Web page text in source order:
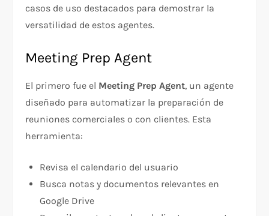
casos de uso destacados para demostrar la
versatilidad de estos agentes.
Meeting Prep Agent
El primero fue el Meeting Prep Agent, un agente
diseñado para automatizar la preparación de
reuniones comerciales o con clientes. Esta
herramienta:
Revisa el calendario del usuario
Busca notas y documentos relevantes en
Google Drive